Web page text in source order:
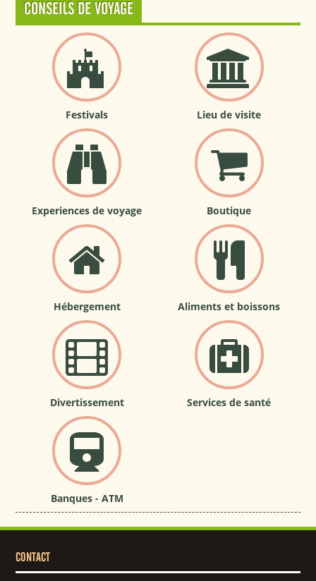
CONSEILS DE VOYAGE
Festivals Lieu de visite
Experiences de voyage Boutique
Hébergement Aliments et boissons
Divertissement Services de santé
Banques - ATM
CONTACT